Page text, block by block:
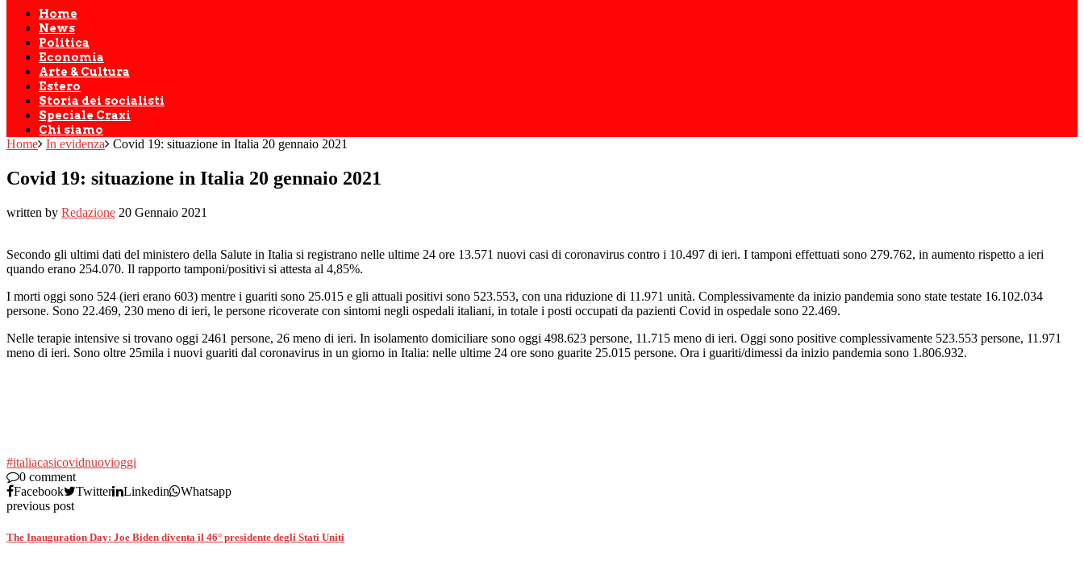
Home
News
Politica
Economia
Arte & Cultura
Estero
Storia dei socialisti
Speciale Craxi
Chi siamo
Home In evidenza Covid 19: situazione in Italia 20 gennaio 2021
Covid 19: situazione in Italia 20 gennaio 2021
written by Redazione 20 Gennaio 2021
Secondo gli ultimi dati del ministero della Salute in Italia si registrano nelle ultime 24 ore 13.571 nuovi casi di coronavirus contro i 10.497 di ieri. I tamponi effettuati sono 279.762, in aumento rispetto a ieri
quando erano 254.070. Il rapporto tamponi/positivi si attesta al 4,85%.
I morti oggi sono 524 (ieri erano 603) mentre i guariti sono 25.015 e gli attuali positivi sono 523.553, con una riduzione di 11.971 unità. Complessivamente da inizio pandemia sono state testate 16.102.034
persone. Sono 22.469, 230 meno di ieri, le persone ricoverate con sintomi negli ospedali italiani, in totale i posti occupati da pazienti Covid in ospedale sono 22.469.
Nelle terapie intensive si trovano oggi 2461 persone, 26 meno di ieri. In isolamento domiciliare sono oggi 498.623 persone, 11.715 meno di ieri. Oggi sono positive complessivamente 523.553 persone, 11.971
meno di ieri. Sono oltre 25mila i nuovi guariti dal coronavirus in un giorno in Italia: nelle ultime 24 ore sono guarite 25.015 persone. Ora i guariti/dimessi da inizio pandemia sono 1.806.932.
#italiacasicovidnuovioggi
0 comment
Facebook
Twitter Linkedin
Whatsapp
previous post
The Inauguration Day: Joe Biden diventa il 46° presidente degli Stati Uniti